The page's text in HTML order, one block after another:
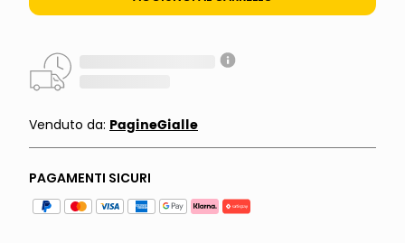
Venduto da: PagineGialle
PAGAMENTI SICURI